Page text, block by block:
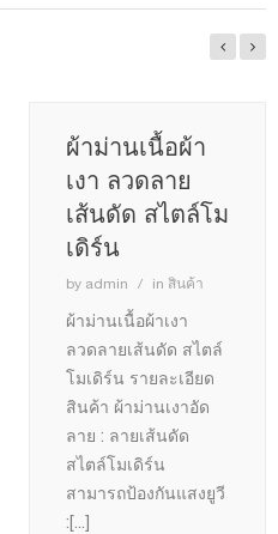
ผ้าม่านเนื้อผ้า
เงา ลวดลาย
เส้นดัด สไตล์โม
เดิร์น
by admin in สินค้า
ผ้าม่านเนื้อผ้าเงา
ลวดลายเส้นดัด สไตล์
โมเดิร์น รายละเอียด
สินค้า ผ้าม่านเงาอัด
ลาย : ลายเส้นดัด
สไตล์โมเดิร์น
สามารถป้องกันแสงยูวี
:[...]